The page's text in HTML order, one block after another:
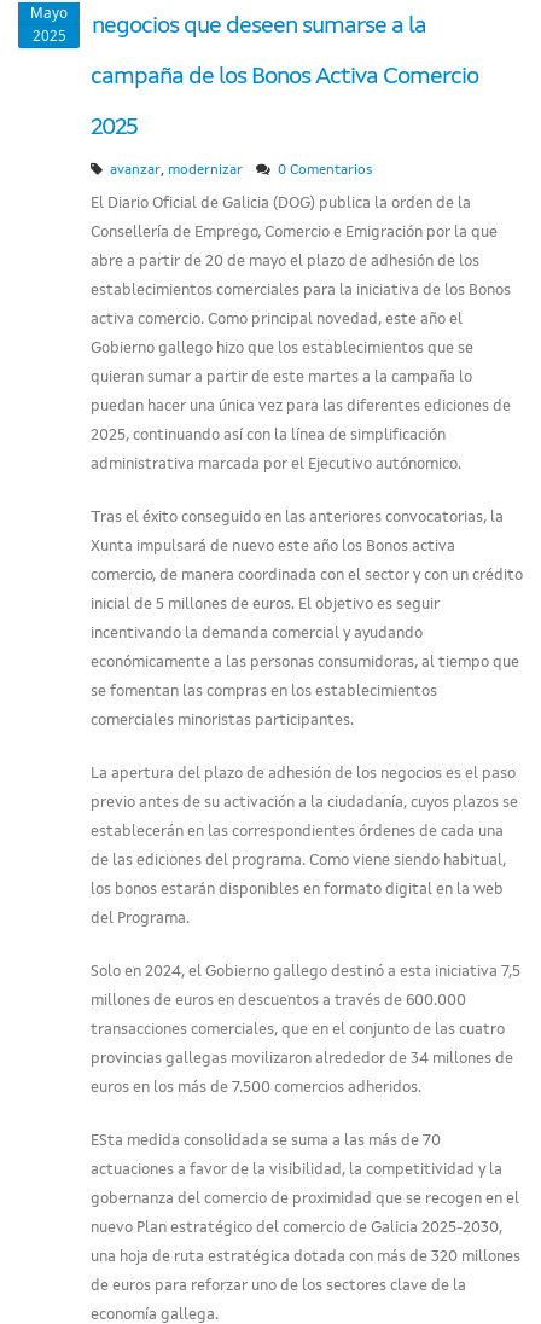
Mayo
2025
negocios que deseen sumarse a la
campaña de los Bonos Activa Comercio
2025
avanzar modernizar 0 Comentarios
El Diario Oficial de Galicia (DOG) publica la orden de la
Consellería de Emprego, Comercio e Emigración por la que
abre a partir de 20 de mayo el plazo de adhesión de los
establecimientos comerciales para la iniciativa de los Bonos
activa comercio. Como principal novedad, este año el
Gobierno gallego hizo que los establecimientos que se
quieran sumar a partir de este martes a la campaña lo
puedan hacer una única vez para las diferentes ediciones de
2025, continuando así con la línea de simplificación
administrativa marcada por el Ejecutivo autónomico.
Tras el éxito conseguido en las anteriores convocatorias, la
Xunta impulsará de nuevo este año los Bonos activa
comercio, de manera coordinada con el sector y con un crédito
inicial de 5 millones de euros. El objetivo es seguir
incentivando la demanda comercial y ayudando
económicamente a las personas consumidoras, al tiempo que
se fomentan las compras en los establecimientos
comerciales minoristas participantes.
La apertura del plazo de adhesión de los negocios es el paso
previo antes de su activación a la ciudadanía, cuyos plazos se
establecerán en las correspondientes órdenes de cada una
de las ediciones del programa. Como viene siendo habitual,
los bonos estarán disponibles en formato digital en la web
del Programa.
Solo en 2024, el Gobierno gallego destinó a esta iniciativa 7,5
millones de euros en descuentos a través de 600.000
transacciones comerciales, que en el conjunto de las cuatro
provincias gallegas movilizaron alrededor de 34 millones de
euros en los más de 7.500 comercios adheridos.
ESta medida consolidada se suma a las más de 70
actuaciones a favor de la visibilidad, la competitividad y la
gobernanza del comercio de proximidad que se recogen en el
nuevo Plan estratégico del comercio de Galicia 2025-2030,
una hoja de ruta estratégica dotada con más de 320 millones
de euros para reforzar uno de los sectores clave de la
economía gallega.